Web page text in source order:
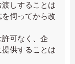
しすることは
伺ってから改
可なく、企
供することは